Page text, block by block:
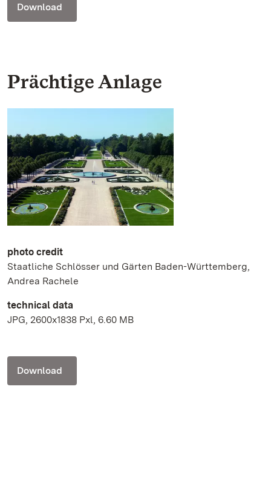
Download
Prächtige Anlage
photo credit
Staatliche Schlösser und Gärten Baden-Württemberg,
Andrea Rachele
technical data
JPG, 2600x1838 Pxl, 6.60 MB
Download